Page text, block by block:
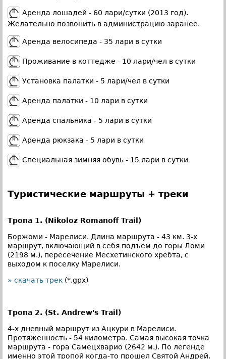
Аренда лошадей - 60 лари/сутки (2013 год).
Желательно позвонить в администрацию заранее.
Аренда велосипеда - 35 лари в сутки
Проживание в коттедже - 10 лари/чел в сутки
Установка палатки - 5 лари/чел в сутки
Аренда палатки - 10 лари в сутки
Аренда спальника - 5 лари в сутки
Аренда рюкзака - 5 лари в сутки
Специальная зимняя обувь - 15 лари в сутки
Туристические маршруты + треки
Тропа 1. (Nikoloz Romanoff Trail)
Боржоми - Марелиси. Длина маршрута - 43 км. 3-х
маршрут, включающий в себя подъем до горы Ломи
(2198 м.), пересечение Месхетинского хребта, с
выходом к поселку Марелиси.
» скачать трек (*.gpx)
Тропа 2. (St. Andrew's Trail)
4-х дневный маршрут из Ацкури в Марелиси.
Протяженность - 54 километра. Самая высокая точка
маршрута - гора Самецхварио (2642 м.). По легенде
именно этой тропой когда-то прошел Святой Андрей.